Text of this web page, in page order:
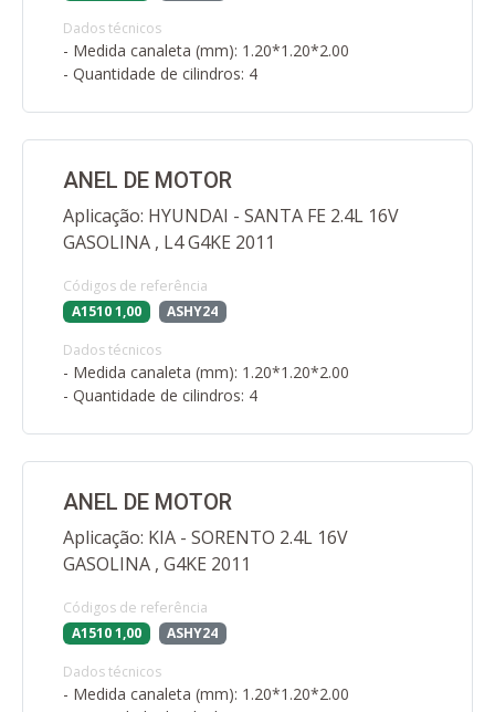
Dados técnicos
- Medida canaleta (mm): 1.20*1.20*2.00
- Quantidade de cilindros: 4
ANEL DE MOTOR
Aplicação: HYUNDAI - SANTA FE 2.4L 16V
GASOLINA , L4 G4KE 2011
Códigos de referência
A1510 1,00
ASHY24
Dados técnicos
- Medida canaleta (mm): 1.20*1.20*2.00
- Quantidade de cilindros: 4
ANEL DE MOTOR
Aplicação: KIA - SORENTO 2.4L 16V
GASOLINA , G4KE 2011
Códigos de referência
A1510 1,00
ASHY24
Dados técnicos
- Medida canaleta (mm): 1.20*1.20*2.00